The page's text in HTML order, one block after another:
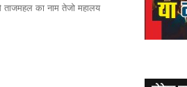
का नाम तेजो महालय